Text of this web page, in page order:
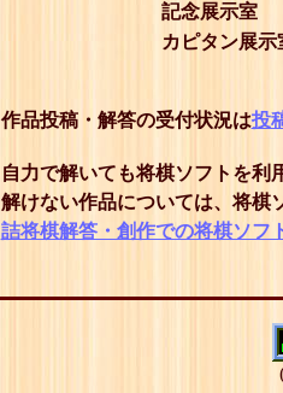
記念展示室
カピタン展示
作品投稿・解答の受付状況は投
自力で解いても将棋ソフトを利
解けない作品については、将棋
詰将棋解答・創作での将棋ソフ